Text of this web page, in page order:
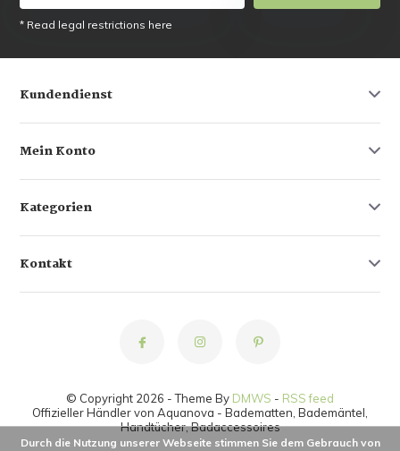
* Read legal restrictions here
Kundendienst
Mein Konto
Kategorien
Kontakt
© Copyright 2026 - Theme By DMWS - RSS feed
Offizieller Händler von Aquanova - Badematten, Bademäntel,
Handtücher, Badaccessoires
Durch die Nutzung unserer Webseite stimmen Sie dem Gebrauch von